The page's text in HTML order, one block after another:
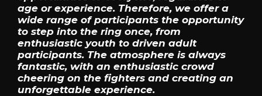
age or experience. Therefore, we offer a
wide range of participants the opportunity
to step into the ring once, from
enthusiastic youth to driven adult
participants. The atmosphere is always
fantastic, with an enthusiastic crowd
cheering on the fighters and creating an
unforgettable experience.